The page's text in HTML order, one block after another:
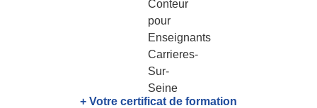
+ Votre certificat de formation